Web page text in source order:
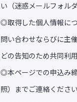
い（迷惑メールフォル
◎取得した個人情報に
問い合わせならびに主
どの告知のため共同利
◎本ページでの申込み
照）までご連絡ください